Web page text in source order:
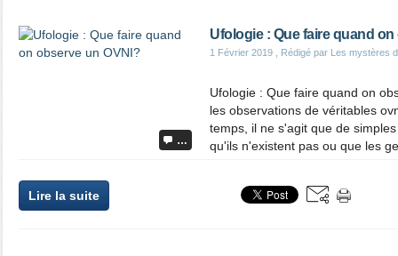
…
Ufologie : Que faire quand
1 Février 2019 , Rédigé par Les mystères
Ufologie : Que faire quand on
les observations de véritables
temps, il ne s'agit que de
qu'ils n'existent pas ou que les
Lire la suite